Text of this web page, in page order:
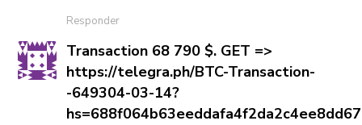
Responder
Transaction 68 790 $. GЕТ =>
https://telegra.ph/BTC-Transaction-
-649304-03-14?